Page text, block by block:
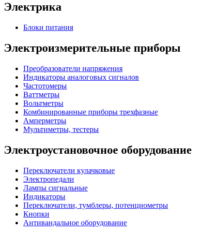
Электрика
Блоки питания
Электроизмерительные приборы
Преобразователи напряжения
Индикаторы аналоговых сигналов
Частотомеры
Ваттметры
Вольтметры
Комбинированные приборы трехфазные
Амперметры
Мультиметры, тестеры
Электроустановочное оборудование
Переключатели кулачковые
Электропедали
Лампы сигнальные
Индикаторы
Переключатели, тумблеры, потенциометры
Кнопки
Антивандальное оборудование